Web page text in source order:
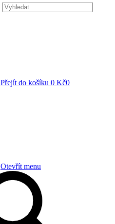
Přejít do košíku 0 Kč0
Otevřít menu